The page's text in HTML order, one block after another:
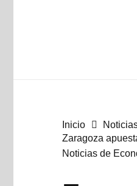
Inicio
Zaragoza
Noticias de